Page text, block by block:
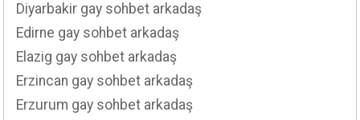
Diyarbakir gay sohbet arkadaş
Edirne gay sohbet arkadaş
Elazig gay sohbet arkadaş
Erzincan gay sohbet arkadaş
Erzurum gay sohbet arkadaş